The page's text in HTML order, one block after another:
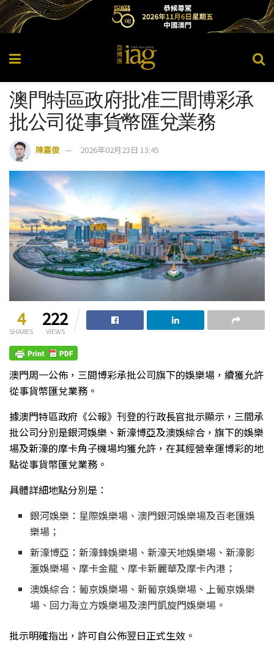
澳門特區政府批准三間博彩承
批公司從事貨幣匯兌業務
陳嘉俊 2026年02月23日 13:45
4
SHARES
222
VIEWS
澳門周一公佈，三間博彩承批公司旗下的娛樂場，續獲允許
從事貨幣匯兌業務。
據澳門特區政府《公報》刊登的行政長官批示顯示，三間承
批公司分別是銀河娛樂、新濠博亞及澳娛綜合，旗下的娛樂
場及新濠的摩卡角子機場均獲允許，在其經營幸運博彩的地
點從事貨幣匯兌業務。
具體詳細地點分別是：
銀河娛樂：星際娛樂場、澳門銀河娛樂場及百老匯娛
樂場；
新濠博亞：新濠鋒娛樂場、新濠天地娛樂場、新濠影
滙娛樂場、摩卡金龍、摩卡新麗華及摩卡內港；
澳娛綜合：葡京娛樂場、新葡京娛樂場、上葡京娛樂
場、回力海立方娛樂場及澳門凱旋門娛樂場。
批示明確指出，許可自公佈翌日正式生效。